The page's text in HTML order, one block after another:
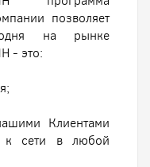
позволяет
на рынке
- это:
Клиентами
к сети в любой